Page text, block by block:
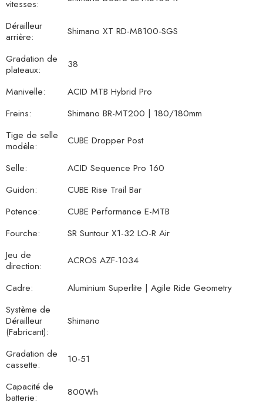
vitesses:
Dérailleur
arrière:
Shimano XT RD-M8100-SGS
Gradation de
plateaux:
38
Manivelle:
ACID MTB Hybrid Pro
Freins:
Shimano BR-MT200 | 180/180mm
Tige de selle
modèle:
CUBE Dropper Post
Selle:
ACID Sequence Pro 160
Guidon:
CUBE Rise Trail Bar
Potence:
CUBE Performance E-MTB
Fourche:
SR Suntour X1-32 LO-R Air
Jeu de
direction:
ACROS AZF-1034
Cadre:
Aluminium Superlite | Agile Ride Geometry
Système de
Dérailleur
(Fabricant):
Shimano
Gradation de
cassette:
10-51
Capacité de
batterie:
800Wh